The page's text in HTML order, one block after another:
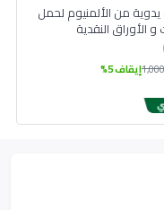
من الألمنيوم لحمل
و الأوراق النقدية
1,000إيقاف 5%